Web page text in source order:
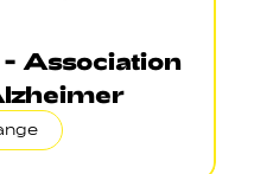
Association